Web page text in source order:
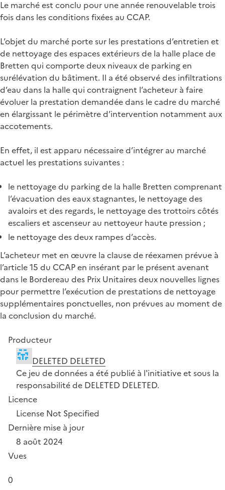
Le marché est conclu pour une année renouvelable trois
fois dans les conditions fixées au CCAP.
L’objet du marché porte sur les prestations d’entretien et
de nettoyage des espaces extérieurs de la halle place de
Bretten qui comporte deux niveaux de parking en
surélévation du bâtiment. Il a été observé des infiltrations
d’eau dans la halle qui contraignent l’acheteur à faire
évoluer la prestation demandée dans le cadre du marché
en élargissant le périmètre d’intervention notamment aux
accotements.
En effet, il est apparu nécessaire d’intégrer au marché
actuel les prestations suivantes :
le nettoyage du parking de la halle Bretten comprenant
l’évacuation des eaux stagnantes, le nettoyage des
avaloirs et des regards, le nettoyage des trottoirs côtés
escaliers et ascenseur au nettoyeur haute pression ;
le nettoyage des deux rampes d’accès.
L’acheteur met en œuvre la clause de réexamen prévue à
l’article 15 du CCAP en insérant par le présent avenant
dans le Bordereau des Prix Unitaires deux nouvelles lignes
pour permettre l’exécution de prestations de nettoyage
supplémentaires ponctuelles, non prévues au moment de
la conclusion du marché.
Producteur
DELETED DELETED
Ce jeu de données a été publié à l'initiative et sous la
responsabilité de DELETED DELETED.
Licence
License Not Specified
Dernière mise à jour
8 août 2024
Vues
0